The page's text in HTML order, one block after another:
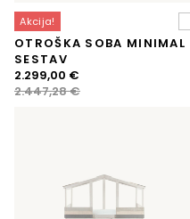
Akcija!
OTROŠKA SOBA MINIMAL
SESTAV
2.447,28€
Izvirna
cena
2.299,00 €
Trenutna
cena